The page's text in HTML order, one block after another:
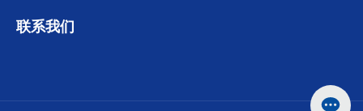
联系我们